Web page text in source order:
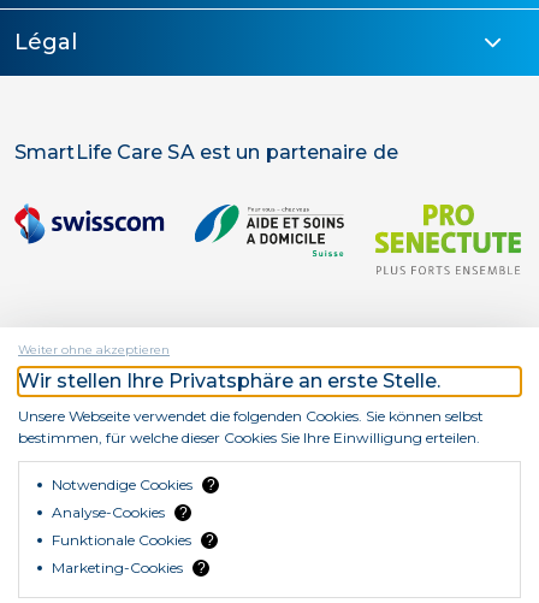
Légal
SmartLife Care SA est un partenaire de
SmartLife Care SA est une entreprise d'
© Copyright SmartLife Care SA 2026
Weiter ohne akzeptieren
Wir stellen Ihre Privatsphäre an erste Stelle.
Unsere Webseite verwendet die folgenden Cookies. Sie können selbst
bestimmen, für welche dieser Cookies Sie Ihre Einwilligung erteilen.
Notwendige Cookies ?
Analyse-Cookies ?
Funktionale Cookies ?
Marketing-Cookies ?